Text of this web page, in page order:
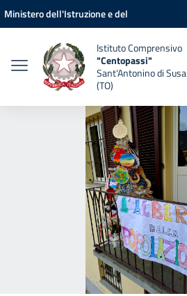
Vai ai contenuti
Vai al menu di navigazione
Vai al footer
Ministero dell'Istruzione e del
Istituto Comprensivo
"Centopassi"
Sant'Antonino di Susa
(TO)